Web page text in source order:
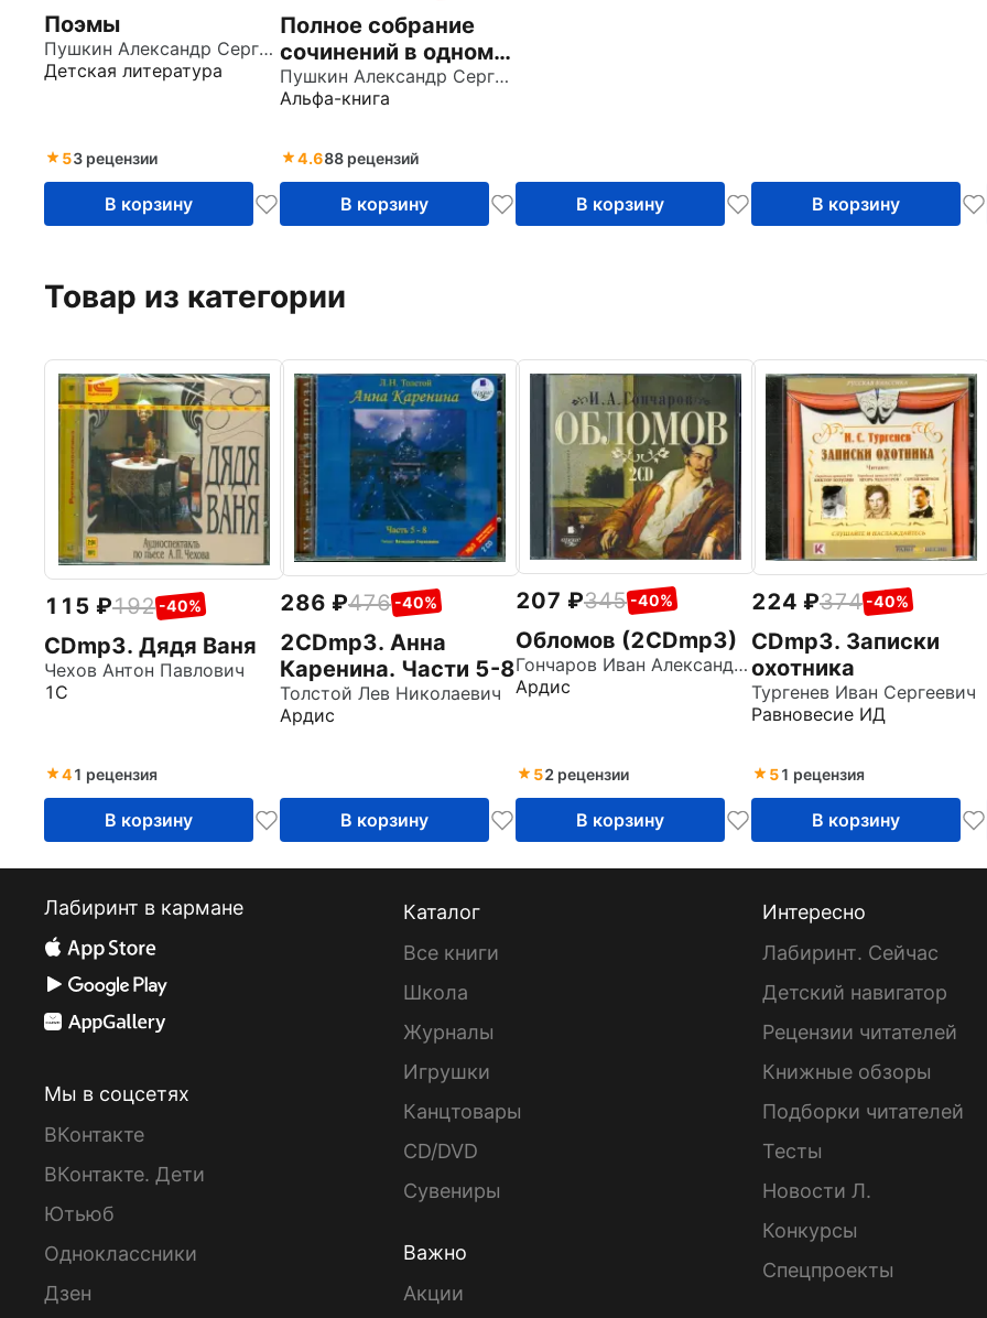
Поэмы
Пушкин Александр Сергеевич
Детская литература
53 рецензии
В корзину
Полное собрание
сочинений в одном
томе
Пушкин Александр Сергеевич
Альфа-книга
4.688 рецензий
В корзину В корзину В корзину
Товар из категории
115 192 -40%
CDmp3. Дядя Ваня
Чехов Антон Павлович
1С
41 рецензия
В корзину
286 476 -40%
2CDmp3. Анна
Каренина. Части 5-8
Толстой Лев Николаевич
Ардис
В корзину
207 345 -40%
Обломов (2CDmp3)
Гончаров Иван Александрович
Ардис
52 рецензии
В корзину
224 374 -40%
CDmp3. Записки
охотника
Тургенев Иван Сергеевич
Равновесие ИД
51 рецензия
В корзину
Лабиринт в кармане
Мы в соцсетях
ВКонтакте
ВКонтакте. Дети
Ютьюб
Одноклассники
Дзен
Каталог
Все книги
Школа
Журналы
Игрушки
Канцтовары
CD/DVD
Сувениры
Важно
Акции
Интересно
Лабиринт. Сейчас
Детский навигатор
Рецензии читателей
Книжные обзоры
Подборки читателей
Тесты
Новости Л.
Конкурсы
Спецпроекты